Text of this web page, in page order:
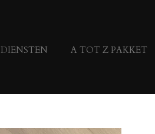
DIENSTEN A TOT Z PAKKET